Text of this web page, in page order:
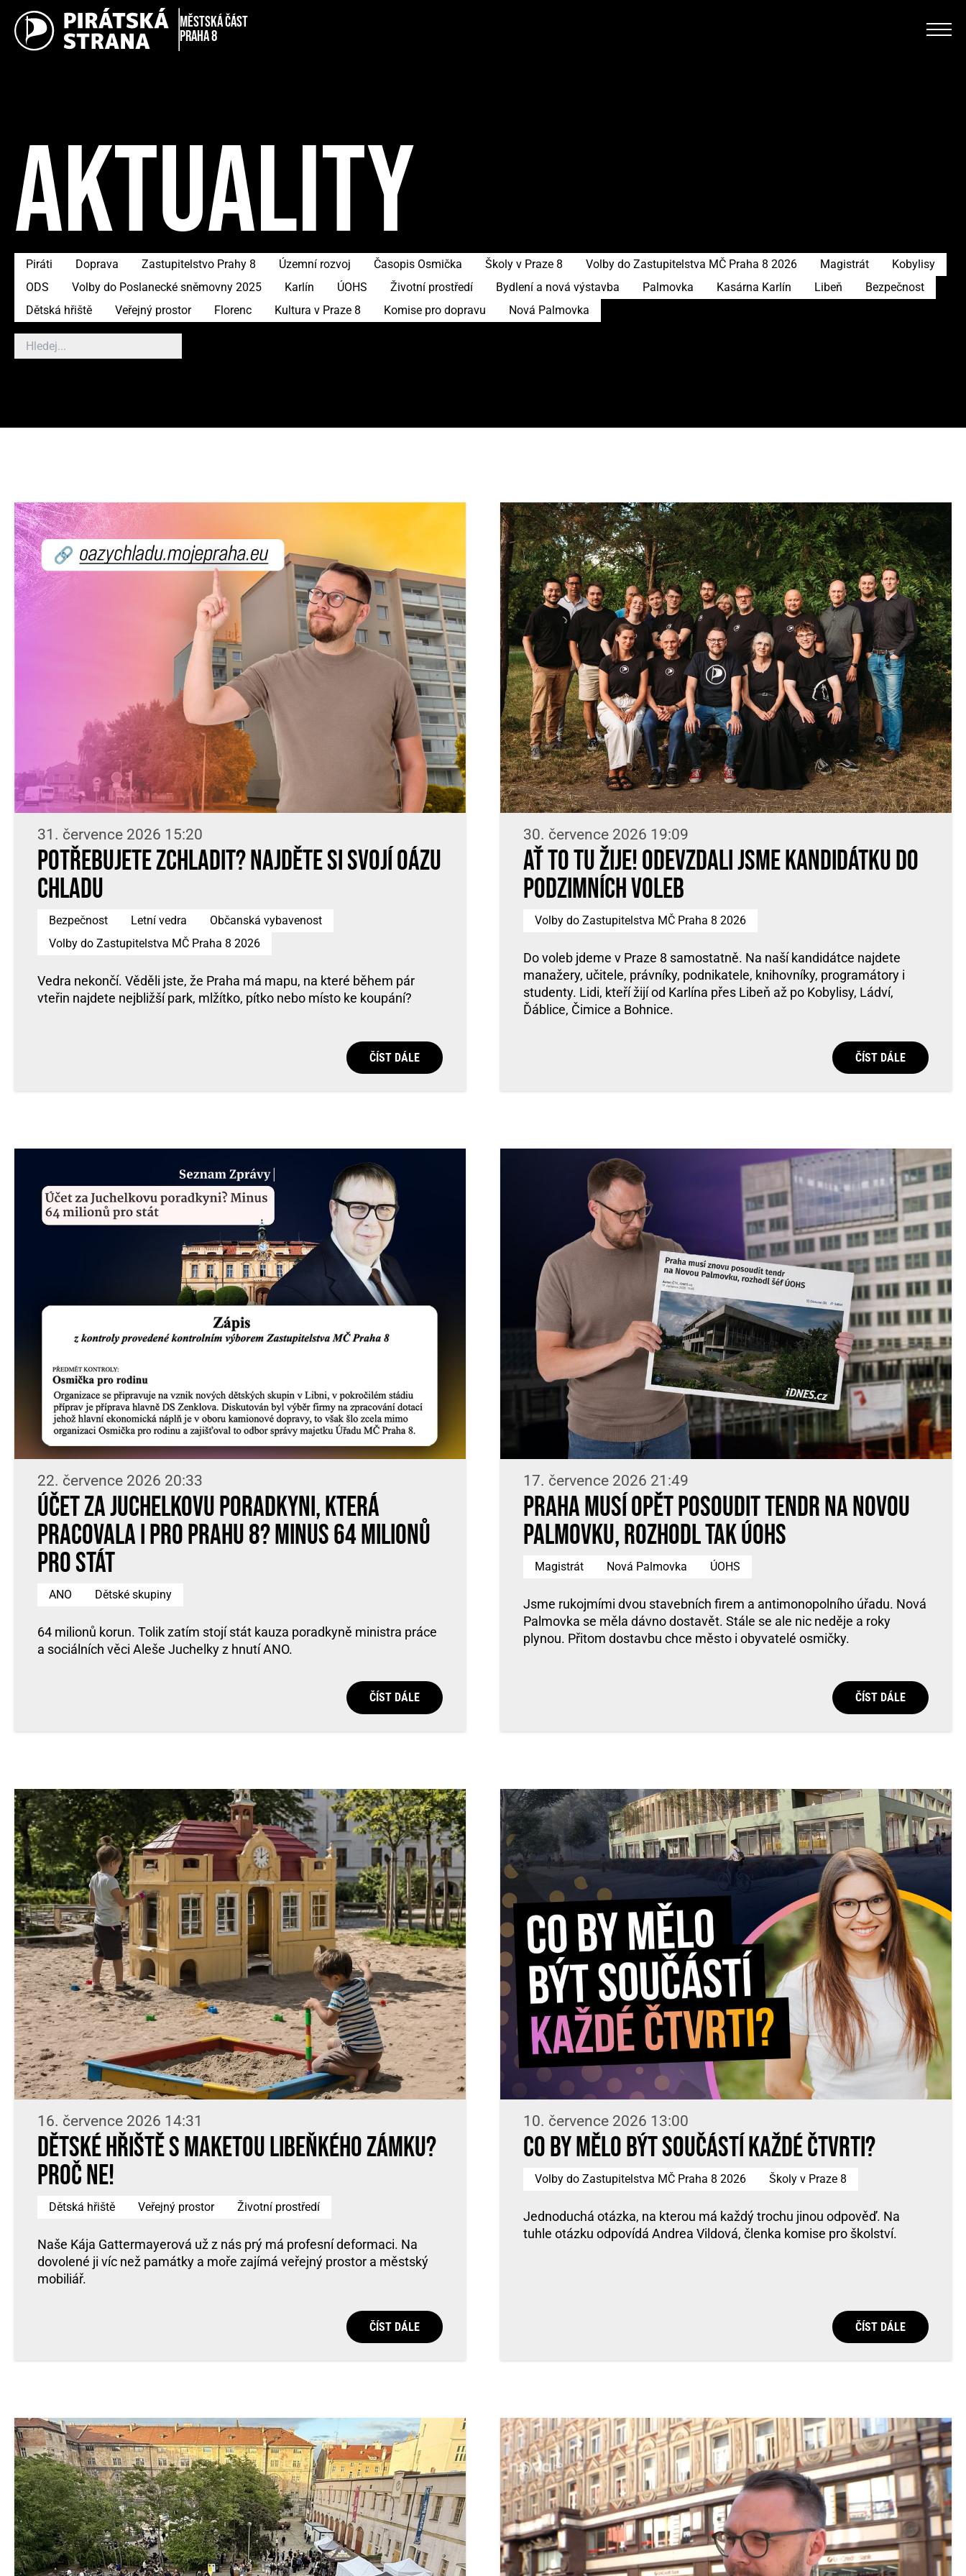
městská část
Praha 8
AKTUALITY
Piráti Doprava Zastupitelstvo Prahy 8 Územní rozvoj Časopis Osmička Školy v Praze 8 Volby do Zastupitelstva MČ Praha 8 2026 Magistrát
Kobylisy
ODS
Volby do Poslanecké sněmovny 2025 Karlín ÚOHS Životní prostředí Bydlení a nová výstavba Palmovka Kasárna Karlín Libeň
Bezpečnost
Dětská hřiště
Veřejný prostor Florenc Kultura v Praze 8 Komise pro dopravu Nová Palmovka
31. července 2026 15:20
Potřebujete zchladit? Najděte si svojí oázu
chladu
Bezpečnost Letní vedra
Občanská vybavenost
Volby do Zastupitelstva MČ Praha 8 2026
Vedra nekončí. Věděli jste, že Praha má mapu, na které během pár
vteřin najdete nejbližší park, mlžítko, pítko nebo místo ke koupání?
ČÍST DÁLE
30. července 2026 19:09
Ať to tu žije! Odevzdali jsme kandidátku do
podzimních voleb
Volby do Zastupitelstva MČ Praha 8 2026
Do voleb jdeme v Praze 8 samostatně. Na naší kandidátce najdete
manažery, učitele, právníky, podnikatele, knihovníky, programátory i
studenty. Lidi, kteří žijí od Karlína přes Libeň až po Kobylisy, Ládví,
Ďáblice, Čimice a Bohnice.
ČÍST DÁLE
22. července 2026 20:33
Účet za Juchelkovu poradkyni, která
pracovala i pro Prahu 8? Minus 64 milionů
pro stát
ANO Dětské skupiny
64 milionů korun. Tolik zatím stojí stát kauza poradkyně ministra práce
a sociálních věci Aleše Juchelky z hnutí ANO.
ČÍST DÁLE
17. července 2026 21:49
Praha musí opět posoudit tendr na Novou
Palmovku, rozhodl tak ÚOHS
Magistrát Nová Palmovka ÚOHS
Jsme rukojmími dvou stavebních firem a antimonopolního úřadu. Nová
Palmovka se měla dávno dostavět. Stále se ale nic neděje a roky
plynou. Přitom dostavbu chce město i obyvatelé osmičky.
ČÍST DÁLE
16. července 2026 14:31
Dětské hřiště s maketou Libeňkého zámku?
Proč ne!
Dětská hřiště Veřejný prostor Životní prostředí
Naše Kája Gattermayerová už z nás prý má profesní deformaci. Na
dovolené ji víc než památky a moře zajímá veřejný prostor a městský
mobiliář.
ČÍST DÁLE
10. července 2026 13:00
Co by mělo být součástí každé čtvrti?
Volby do Zastupitelstva MČ Praha 8 2026 Školy v Praze 8
Jednoduchá otázka, na kterou má každý trochu jinou odpověď. Na
tuhle otázku odpovídá Andrea Vildová, členka komise pro školství.
ČÍST DÁLE